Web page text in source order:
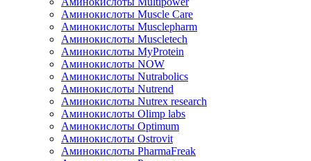
Аминокислоты Muscle Care
Аминокислоты Musclepharm
Аминокислоты Muscletech
Аминокислоты MyProtein
Аминокислоты NOW
Аминокислоты Nutrabolics
Аминокислоты Nutrend
Аминокислоты Nutrex research
Аминокислоты Olimp labs
Аминокислоты Optimum
Аминокислоты Ostrovit
Аминокислоты PharmaFreak